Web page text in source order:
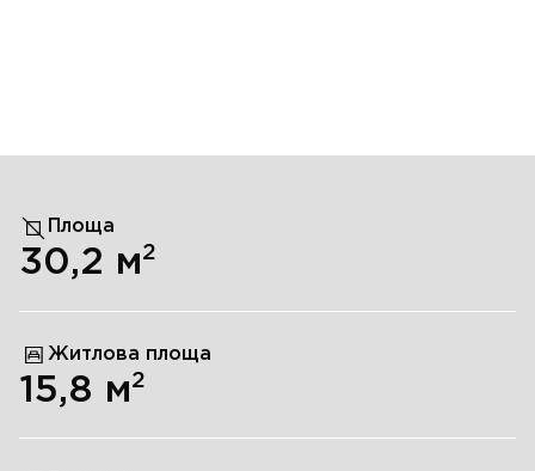
Площа
30,2 м2
Житлова площа
15,8 м2